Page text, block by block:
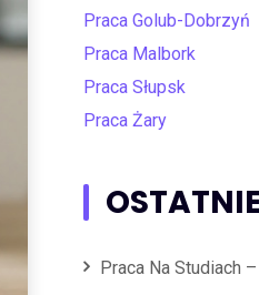
Praca Golub-Dobrzyń
Praca Malbork
Praca Słupsk
Praca Żary
Praca Na Studiach